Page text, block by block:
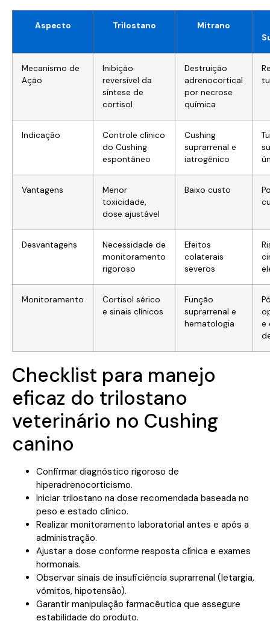
Aspecto Trilostano Mitrano
Mecanismo de
Ação
Inibição
reversível da
síntese de
cortisol
Destruição
adrenocortical
por necrose
química
Indicação
Controle clínico
do Cushing
espontâneo
Cushing
suprarrenal e
iatrogênico
Vantagens
Menor
toxicidade,
dose ajustável
Baixo custo
Desvantagens
Necessidade de
monitoramento
rigoroso
Efeitos
colaterais
severos
Monitoramento
Cortisol sérico
e sinais clínicos
Função
suprarrenal e
hematologia
e
Checklist para manejo
eficaz do trilostano
veterinário no Cushing
canino
Confirmar diagnóstico rigoroso de
hiperadrenocorticismo.
Iniciar trilostano na dose recomendada baseada no
peso e estado clínico.
Realizar monitoramento laboratorial antes e após a
administração.
Ajustar a dose conforme resposta clínica e exames
hormonais.
Observar sinais de insuficiência suprarrenal (letargia,
vômitos, hipotensão).
Garantir manipulação farmacêutica que assegure
estabilidade do produto.